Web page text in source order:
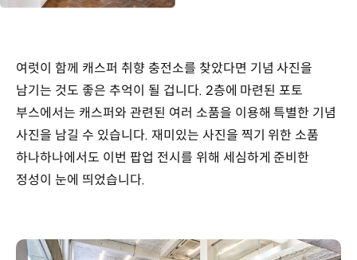
여럿이 함께 캐스퍼 취향 충전소를 찾았다면 기념 사진을
남기는 것도 좋은 추억이 될 겁니다. 2층에 마련된 포토
부스에서는 캐스퍼와 관련된 여러 소품을 이용해 특별한 기념
사진을 남길 수 있습니다. 재미있는 사진을 찍기 위한 소품
하나하나에서도 이번 팝업 전시를 위해 세심하게 준비한
정성이 눈에 띄었습니다.